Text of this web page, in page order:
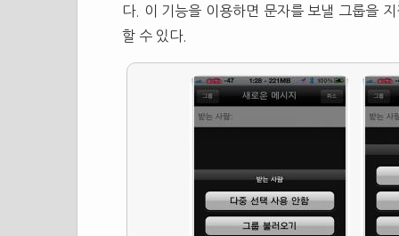
다. 이 기능을 이용하면 문자를 보낼 그룹을
할 수 있다.